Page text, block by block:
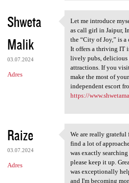
Shweta
Malik
03.07.2024
Adres
Let me introduce
Let me introduce
as call girl in Jaipur,
the “City of Joy,” is
It offers a thriving IT
lively pubs, delicious
attractions. If you
make the most of
independent escort
https://
Raize
03.07.2024
Adres
We are really
We are really
find a lot of
was exactly
please keep it up.
was exceptionally
and I'm becoming